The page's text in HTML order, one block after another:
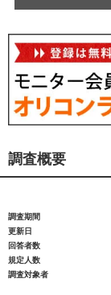
調査概要
調査期間
更新日
回答者数
規定人数
調査対象者